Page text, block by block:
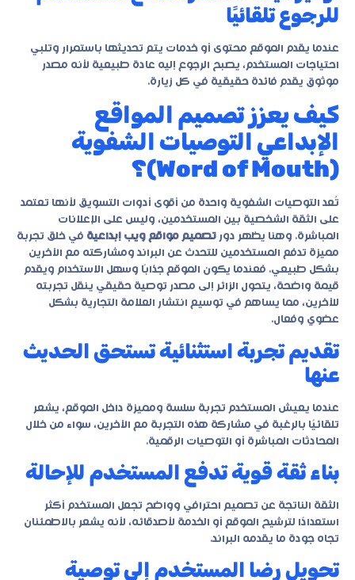
للرجوع تلقائيًا
عندما يقدم الموقع محتوى أو خدمات يتم تحديثها باستمرار وتلبي
احتياجات المستخدم، يصبح الرجوع إليه عادة طبيعية لأنه مصدر
موثوق يقدم فائدة حقيقية في كل زيارة.
كيف يعزز تصميم المواقع
الإبداعي التوصيات الشفوية
(Word of Mouth)؟
تُعد التوصيات الشفوية واحدة من أقوى أدوات التسويق لأنها تعتمد
على الثقة الشخصية بين المستخدمين، وليس على الإعلانات
المباشرة. وهنا يظهر دور تصميم مواقع ويب إبداعية في خلق تجربة
مميزة تدفع المستخدمين للتحدث عن البراند ومشاركته مع الآخرين
بشكل طبيعي. فعندما يكون الموقع جذابًا وسهل الاستخدام ويقدم
قيمة واضحة، يتحول الزائر إلى مصدر توصية حقيقي ينقل تجربته
للآخرين، مما يساهم في توسيع انتشار العلامة التجارية بشكل
عضوي وفعال.
تقديم تجربة استثنائية تستحق الحديث
عنها
عندما يعيش المستخدم تجربة سلسة ومميزة داخل الموقع، يشعر
تلقائيًا بالرغبة في مشاركة هذه التجربة مع الآخرين، سواء من خلال
المحادثات المباشرة أو التوصيات الرقمية.
بناء ثقة قوية تدفع المستخدم للإحالة
الثقة الناتجة عن تصميم احترافي وواضح تجعل المستخدم أكثر
استعدادًا لترشيح الموقع أو الخدمة لأصدقائه، لأنه يشعر بالاطمئنان
تجاه جودة ما يقدمه البراند.
تحويل رضا المستخدم إلى توصية